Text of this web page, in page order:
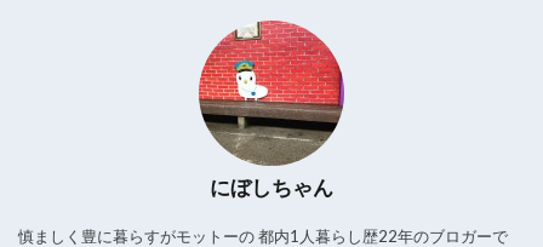
にぼしちゃん
慎ましく豊に暮らすがモットーの 都内1人暮らし歴22年のブロガーで